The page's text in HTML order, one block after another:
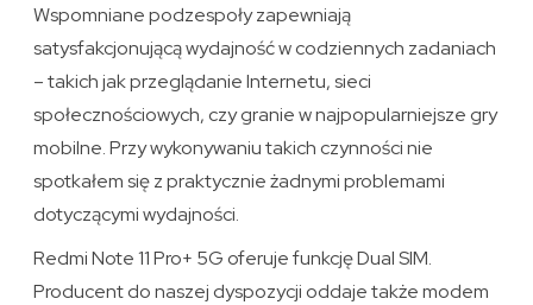
Wspomniane podzespoły zapewniają
satysfakcjonującą wydajność w codziennych zadaniach
– takich jak przeglądanie Internetu, sieci
społecznościowych, czy granie w najpopularniejsze gry
mobilne. Przy wykonywaniu takich czynności nie
spotkałem się z praktycznie żadnymi problemami
dotyczącymi wydajności.
Redmi Note 11 Pro+ 5G oferuje funkcję Dual SIM.
Producent do naszej dyspozycji oddaje także modem